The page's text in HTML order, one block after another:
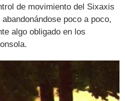
de movimiento del Sixaxis
poco a poco,
algo obligado en los